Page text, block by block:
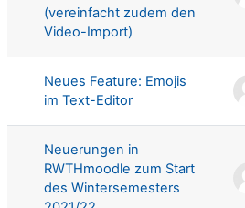
(vereinfacht zudem den
Video-Import)
Neues Feature: Emojis
im Text-Editor
Neuerungen in
RWTHmoodle zum Start
des Wintersemesters